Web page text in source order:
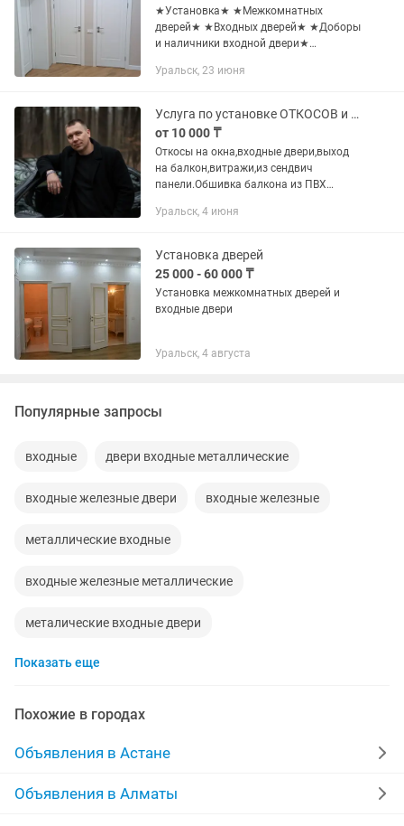
★Установка★ ★Межкомнатных
дверей★ ★Входных дверей★ ★Доборы
и наличники входной двери★
ремонт по дверям Если у вас проблема
Уральск, 23 июня
Услуга по установке ОТКОСОВ и ОБШИВКЕ БАЛКОНА
от 10 000 ₸
Откосы на окна,входные двери,выход
на балкон,витражи,из сендвич
панели.Обшивка балкона из ПВХ
маскитных сеток.Гарантия
большей...
Уральск, 4 июня
Установка дверей
25 000 - 60 000 ₸
Установка межкомнатных дверей и
входные двери
Уральск, 4 августа
Популярные запросы
входные двери входные металлические
входные железные двери входные железные
металлические входные
входные железные металлические
металические входные двери
входные металлические
входные двери б
Показать еще
Похожие в городах
Объявления в Астане
Объявления в Алматы